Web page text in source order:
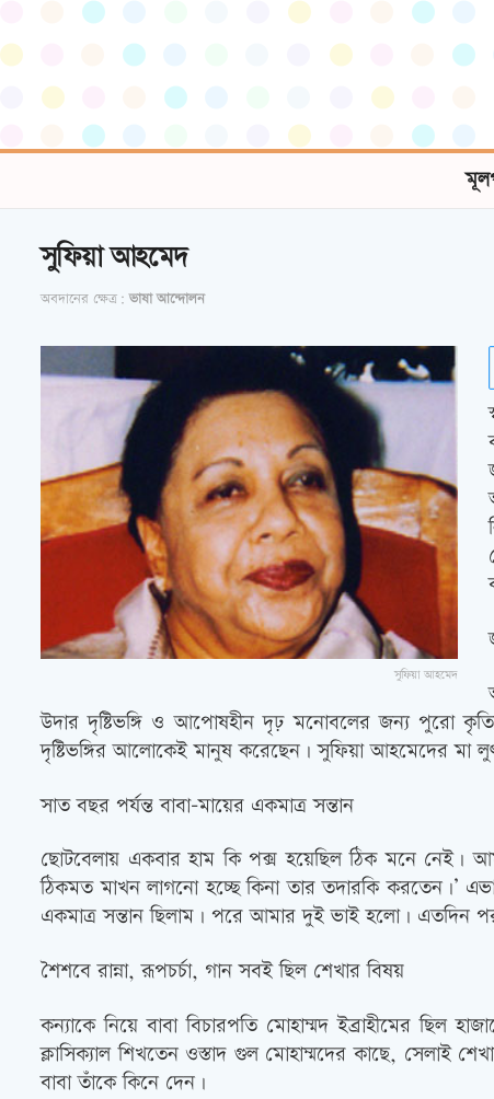
সুফিয়া আহমেদ
অবদানের ক্ষেত্র: ভাষা আন্দোলন
সুফিয়া আহমেদ
উদার দৃষ্টিভঙ্গি ও আপোষহীন দৃঢ় মনোবলের জন্য পুরো
দৃষ্টিভঙ্গির আলোকেই মানুষ করেছেন। সুফিয়া আহমেদের মা
সাত বছর পর্যন্ত বাবা-মায়ের একমাত্র সন্তান
ছোটবেলায় একবার হাম কি পক্স হয়েছিল ঠিক মনে নেই।
ঠিকমত মাখন লাগনো হচ্ছে কিনা তার তদারকি করতেন।’
একমাত্র সন্তান ছিলাম। পরে আমার দুই ভাই হলো। এতদিন
শৈশবে রান্না, রূপচর্চা, গান সবই ছিল শেখার বিষয়
কন্যাকে নিয়ে বাবা বিচারপতি মোহাম্মদ ইব্রাহীমের ছিল
ক্লাসিক্যাল শিখতেন ওস্তাদ গুল মোহাম্মদের কাছে, সেলাই
বাবা তাঁকে কিনে দেন।